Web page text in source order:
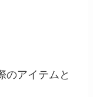
のアイテムと